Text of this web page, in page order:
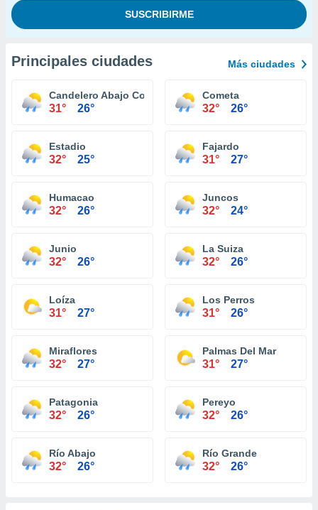
Principales ciudades Más ciudades
Candelero Abajo Comunidad
31° 26°
Cometa
32° 26°
Estadio
32° 25°
Fajardo
31° 27°
Humacao
32° 26°
Juncos
32° 24°
Junio
32° 26°
La Suiza
32° 26°
Loíza
31° 27°
Los Perros
31° 26°
Miraflores
32° 27°
Palmas Del Mar
31° 27°
Patagonia
32° 26°
Pereyo
32° 26°
Río Abajo
32° 26°
Río Grande
32° 26°